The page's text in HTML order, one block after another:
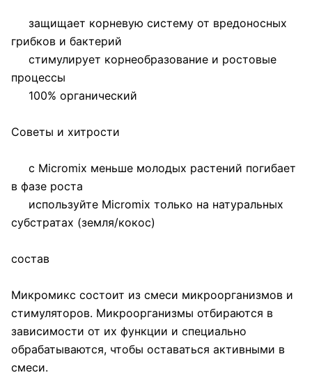
защищает корневую систему от вредоносных
грибков и бактерий
стимулирует корнеобразование и ростовые
процессы
100% органический
Советы и хитрости
с Micromix меньше молодых растений погибает
в фазе роста
используйте Micromix только на натуральных
субстратах (земля/кокос)
состав
Микромикс состоит из смеси микроорганизмов и
стимуляторов. Микроорганизмы отбираются в
зависимости от их функции и специально
обрабатываются, чтобы оставаться активными в
смеси.